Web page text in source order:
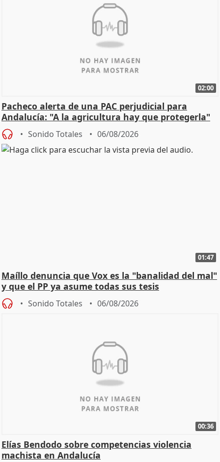
02:00
Pacheco alerta de una PAC perjudicial para
Andalucía: "A la agricultura hay que protegerla"
Sonido Totales 06/08/2026
01:47
Maíllo denuncia que Vox es la "banalidad del mal"
y que el PP ya asume todas sus tesis
Sonido Totales 06/08/2026
00:36
Elías Bendodo sobre competencias violencia
machista en Andalucía